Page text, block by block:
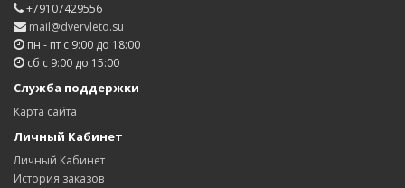
+79107429556
mail@dvervleto.su
пн - пт с 9:00 до 18:00
сб с 9:00 до 15:00
Служба поддержки
Карта сайта
Личный Кабинет
Личный Кабинет
История заказов